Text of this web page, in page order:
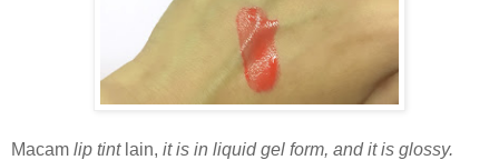
Macam lip tint lain, it is in liquid gel form, and it is glossy.